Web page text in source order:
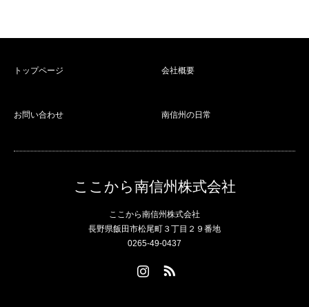
トップページ 会社概要
お問い合わせ 南信州の日常
ここから南信州株式会社
ここから南信州株式会社
長野県飯田市松尾町３丁目２９番地
0265-49-0437